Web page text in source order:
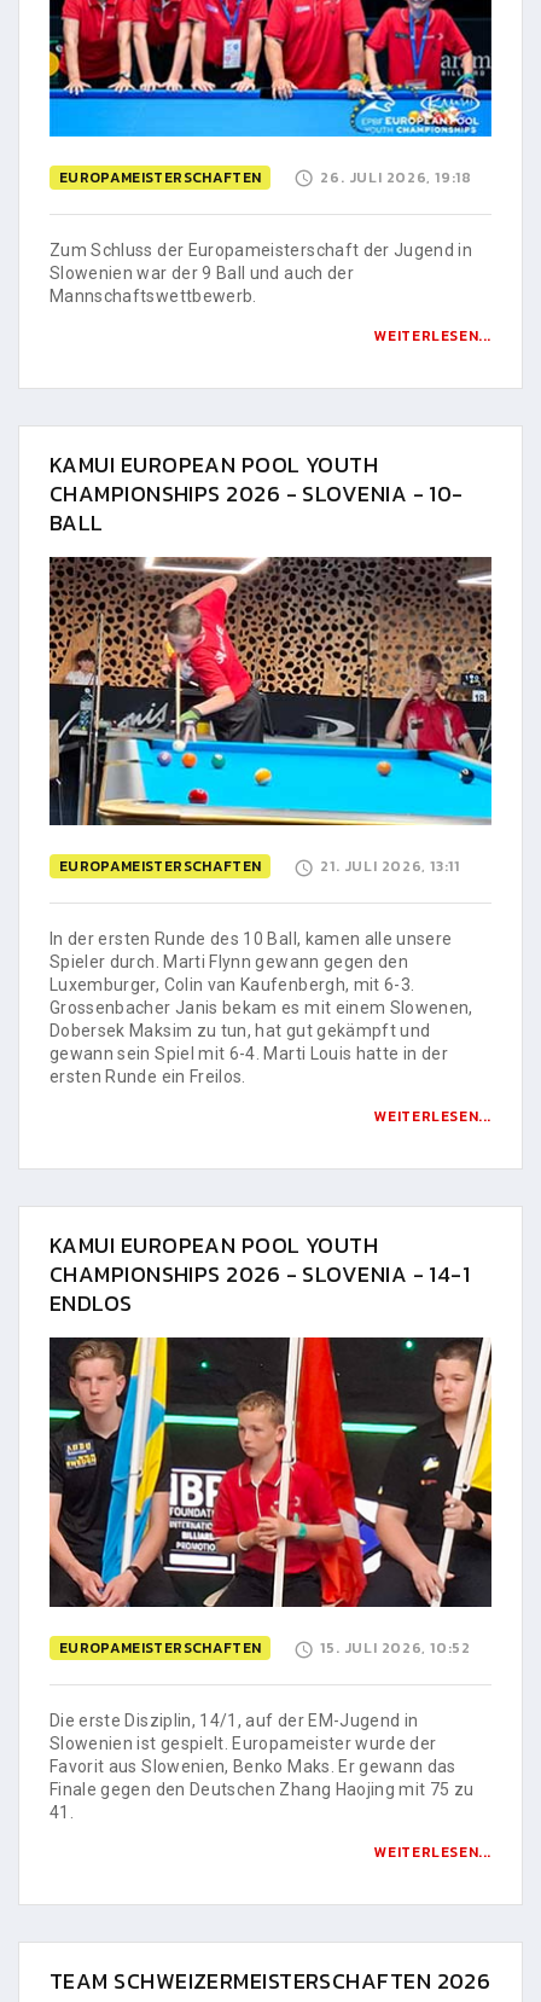
EUROPAMEISTERSCHAFTEN 26. JULI 2026, 19:18
Zum Schluss der Europameisterschaft der Jugend in
Slowenien war der 9 Ball und auch der
Mannschaftswettbewerb.
WEITERLESEN...
KAMUI EUROPEAN POOL YOUTH
CHAMPIONSHIPS 2026 - SLOVENIA - 10-
BALL
EUROPAMEISTERSCHAFTEN 21. JULI 2026, 13:11
In der ersten Runde des 10 Ball, kamen alle unsere
Spieler durch. Marti Flynn gewann gegen den
Luxemburger, Colin van Kaufenbergh, mit 6-3.
Grossenbacher Janis bekam es mit einem Slowenen,
Dobersek Maksim zu tun, hat gut gekämpft und
gewann sein Spiel mit 6-4. Marti Louis hatte in der
ersten Runde ein Freilos.
WEITERLESEN...
KAMUI EUROPEAN POOL YOUTH
CHAMPIONSHIPS 2026 - SLOVENIA - 14-1
ENDLOS
EUROPAMEISTERSCHAFTEN 15. JULI 2026, 10:52
Die erste Disziplin, 14/1, auf der EM-Jugend in
Slowenien ist gespielt. Europameister wurde der
Favorit aus Slowenien, Benko Maks. Er gewann das
Finale gegen den Deutschen Zhang Haojing mit 75 zu
41.
WEITERLESEN...
TEAM SCHWEIZERMEISTERSCHAFTEN 2026